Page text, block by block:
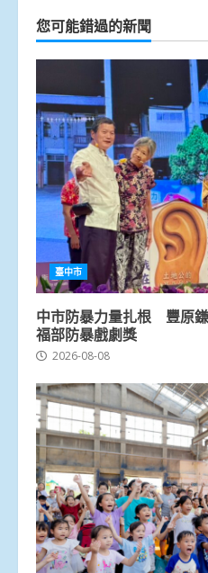
您可能錯過的新聞
臺中市
中市防暴力量扎根 豐原
福部防暴戲劇獎
2026-08-08